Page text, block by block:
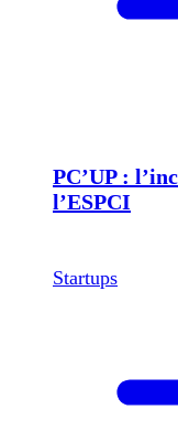
PC’UP :
l’ESPCI
Startups